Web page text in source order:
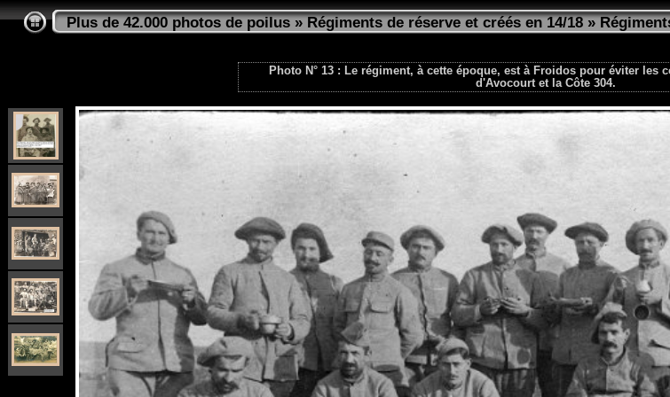
Plus de 42.000 photos de poilus»Régiments de réserve et créés en 14/18»
Photo N° 13 : Le régiment, à cette époque, est à Froidos pour éviter les
d'Avocourt et la Côte 304.